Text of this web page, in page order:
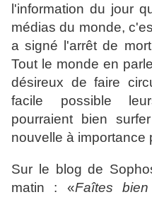
l'information du jour
médias du monde,
a signé l'arrêt de
Tout le monde en
désireux de faire
facile possible
pourraient bien
nouvelle à importance
Sur le blog de
matin : «Faîtes